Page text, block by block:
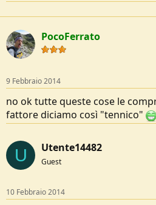
PocoFerrato
9 Febbraio 2014
no ok tutte queste cose le
fattore diciamo così "tennico"
U Utente14482
Guest
10 Febbraio 2014